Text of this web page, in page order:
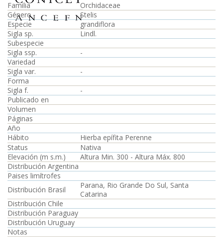
Familia
Orchidaceae
Género
Stelis
Especie
grandiflora
Sigla sp.
Lindl.
Subespecie
Sigla ssp.
-
Variedad
Sigla var.
-
Forma
Sigla f.
-
Publicado en
Volumen
Páginas
Año
Hábito
Hierba epífita Perenne
Status
Nativa
Elevación (m s.m.)
Altura Min. 300 - Altura Máx. 800
Distribución Argentina
Paises limítrofes
Distribución Brasil
Parana, Rio Grande Do Sul, Santa
Catarina
Distribución Chile
Distribución Paraguay
Distribución Uruguay
Notas